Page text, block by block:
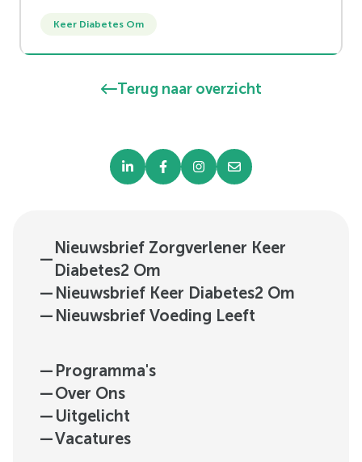
Keer Diabetes Om
Terug naar overzicht
—
Nieuwsbrief Zorgverlener Keer
Diabetes2 Om
— Nieuwsbrief Keer Diabetes2 Om
— Nieuwsbrief Voeding Leeft
— Programma's
—Over Ons
— Uitgelicht
—Vacatures